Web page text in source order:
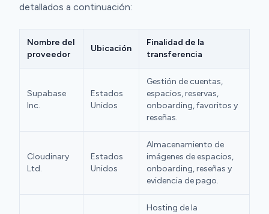
detallados a continuación:
Nombre del
proveedor
Ubicación
Finalidad de la
transferencia
Supabase
Inc.
Estados
Unidos
Gestión de cuentas,
espacios, reservas,
onboarding, favoritos y
reseñas.
Cloudinary
Ltd.
Estados
Unidos
Almacenamiento de
imágenes de espacios,
onboarding, reseñas y
evidencia de pago.
Hosting de la